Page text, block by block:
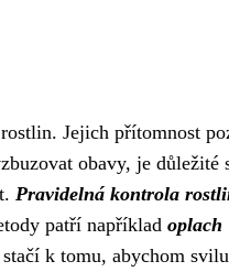
Jejich přítomnost
obavy, je důležité
Pravidelná kontrola
patří například oplach
k tomu, abychom